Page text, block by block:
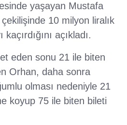
yaşayan Mustafa
10 milyon liralık
açıkladı.
eden sonu 21 ile biten
Orhan, daha sonra
olması nedeniyle 21
koyup 75 ile biten bileti